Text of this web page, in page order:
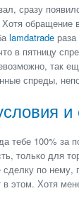
сразу
обращение
lamdatrade
в пятницу
так
спреды,
тебе 100% за
только для
сделку по
в этом. Хотя